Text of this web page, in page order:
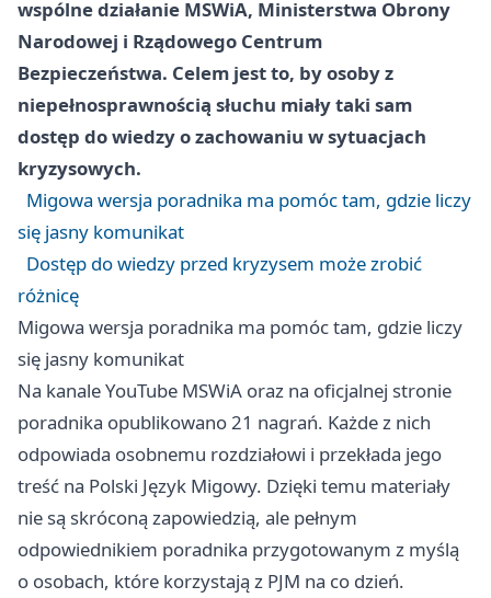
wspólne działanie MSWiA, Ministerstwa Obrony
Narodowej i Rządowego Centrum
Bezpieczeństwa. Celem jest to, by osoby z
niepełnosprawnością słuchu miały taki sam
dostęp do wiedzy o zachowaniu w sytuacjach
kryzysowych.
Migowa wersja poradnika ma pomóc tam, gdzie liczy
się jasny komunikat
Dostęp do wiedzy przed kryzysem może zrobić
różnicę
Migowa wersja poradnika ma pomóc tam, gdzie liczy
się jasny komunikat
Na kanale YouTube MSWiA oraz na oficjalnej stronie
poradnika opublikowano 21 nagrań. Każde z nich
odpowiada osobnemu rozdziałowi i przekłada jego
treść na Polski Język Migowy. Dzięki temu materiały
nie są skróconą zapowiedzią, ale pełnym
odpowiednikiem poradnika przygotowanym z myślą
o osobach, które korzystają z PJM na co dzień.